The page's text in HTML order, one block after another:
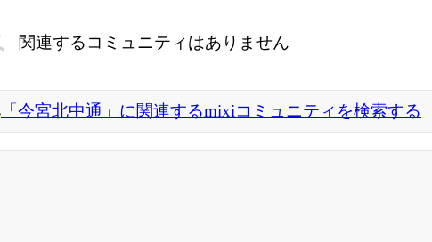
関連するコミュニティはありません
「今宮北中通」に関連するmixiコミュニティを検索する